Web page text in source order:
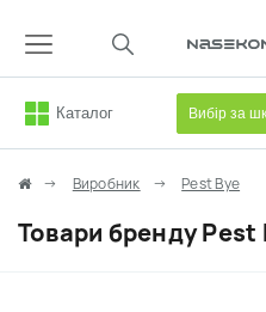
Каталог Вибір за
Виробник Pest Bye
Товари бренду Pest